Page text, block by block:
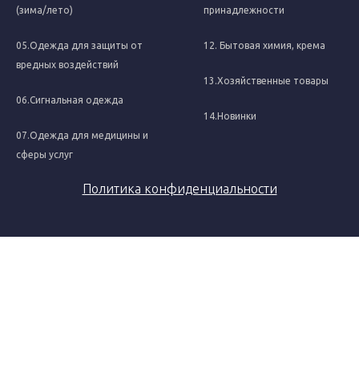
(зима/лето)
05.Одежда для защиты от
вредных воздействий
06.Сигнальная одежда
07.Одежда для медицины и
сферы услуг
принадлежности
12. Бытовая химия, крема
13.Хозяйственные товары
14.Новинки
Политика конфиденциальности